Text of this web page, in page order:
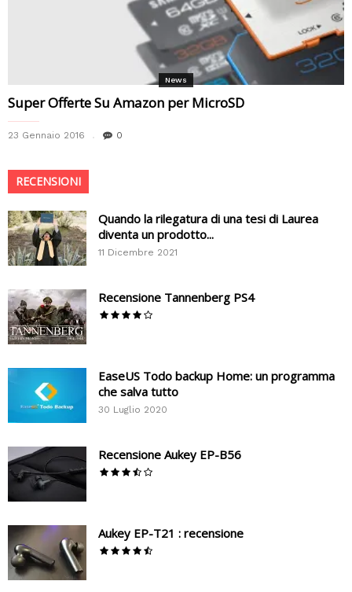
News
Super Offerte Su Amazon per MicroSD
23 Gennaio 2016 0
RECENSIONI
Quando la rilegatura di una tesi di Laurea
diventa un prodotto...
11 Dicembre 2021
Recensione Tannenberg PS4
EaseUS Todo backup Home: un programma
che salva tutto
30 Luglio 2020
Recensione Aukey EP-B56
Aukey EP-T21 : recensione